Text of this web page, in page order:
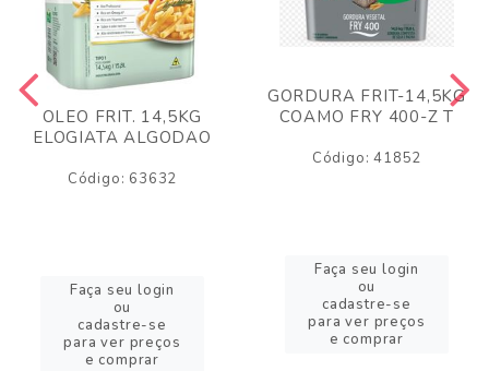
OLEO FRIT. 14,5KG
ELOGIATA ALGODAO
Código: 63632
Faça seu login
ou
cadastre-se
para ver preços
e comprar
GORDURA FRIT-14,5KG
COAMO FRY 400-Z T
Código: 41852
Faça seu login
ou
cadastre-se
para ver preços
e comprar